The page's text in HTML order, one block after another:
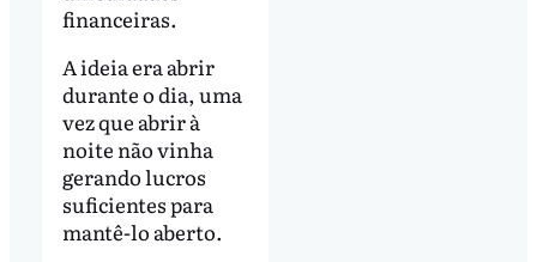
financeiras.
A ideia era abrir
durante o dia, uma
vez que abrir à
noite não vinha
gerando lucros
suficientes para
mantê-lo aberto.